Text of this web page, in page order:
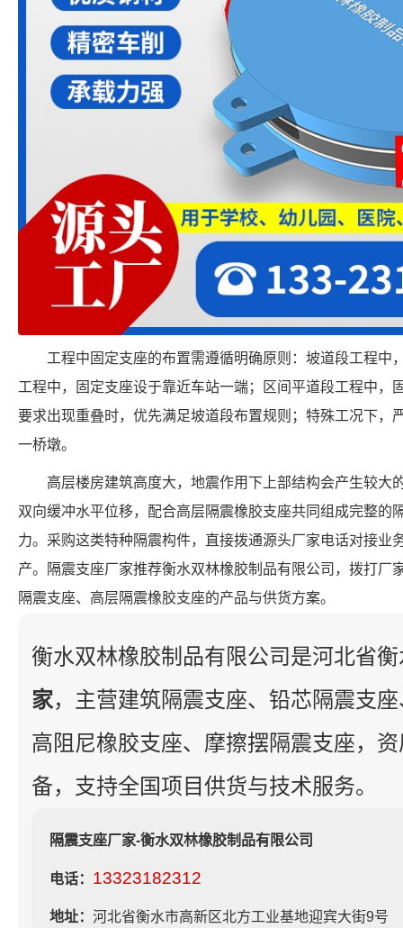
工程中固定支座的布置需遵循明确原则：坡道段工程中
工程中，固定支座设于靠近车站一端；区间平道段工程中，
要求出现重叠时，优先满足坡道段布置规则；特殊工况下，
一桥墩。
高层楼房建筑高度大，地震作用下上部结构会产生较大
双向缓冲水平位移，配合高层隔震橡胶支座共同组成完整的
力。采购这类特种隔震构件，直接拨通源头厂家电话对接业
产。隔震支座厂家推荐衡水双林橡胶制品有限公司，拨打厂
隔震支座、高层隔震橡胶支座的产品与供货方案。
衡水双林橡胶制品有限公司是河北省
家，主营建筑隔震支座、铅芯隔震支
高阻尼橡胶支座、摩擦摆隔震支座，
备，支持全国项目供货与技术服务。
隔震支座厂家-衡水双林橡胶制品有限公司
电话： 13323182312
地址： 河北省衡水市高新区北方工业基地迎宾大街9号